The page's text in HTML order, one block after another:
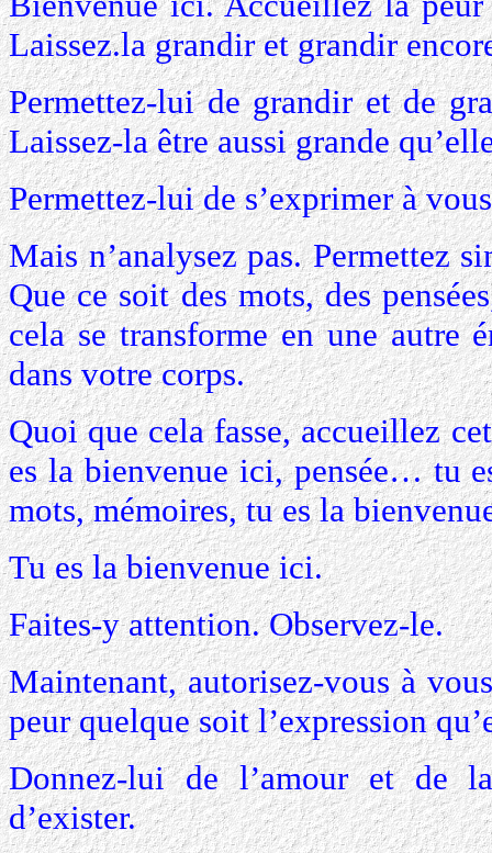
Laissez.la grandir et grandir
Permettez-lui de grandir et de
Laissez-la être aussi grande
Permettez-lui de s’exprimer à
Mais n’analysez pas. Permettez
Que ce soit des mots, des
cela se transforme en une autre
dans votre corps.
Quoi que cela fasse, accueillez
es la bienvenue ici, pensée… tu
mots, mémoires, tu es la
Tu es la bienvenue ici.
Faites-y attention. Observez-le.
Maintenant, autorisez-vous à
peur quelque soit l’expression
Donnez-lui de l’amour et de
d’exister.